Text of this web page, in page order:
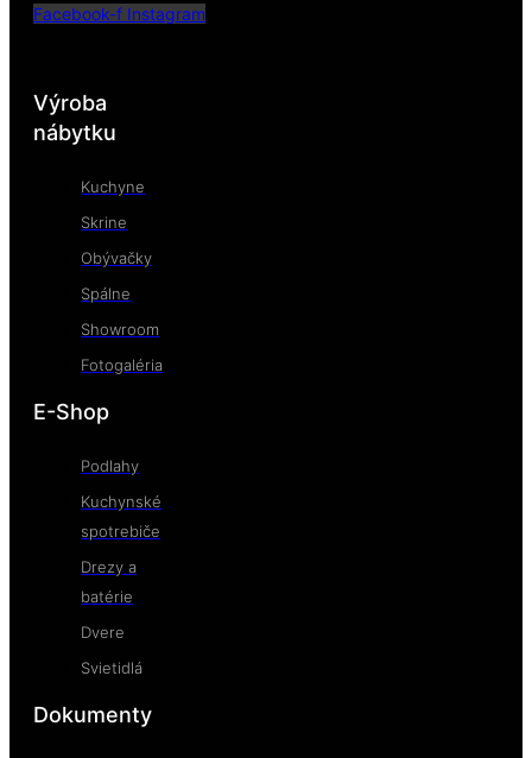
Facebook-f Instagram
Výroba
nábytku
Kuchyne
Skrine
Obývačky
Spálne
Showroom
Fotogaléria
E-Shop
Podlahy
Kuchynské
spotrebiče
Drezy a
batérie
Dvere
Svietidlá
Dokumenty